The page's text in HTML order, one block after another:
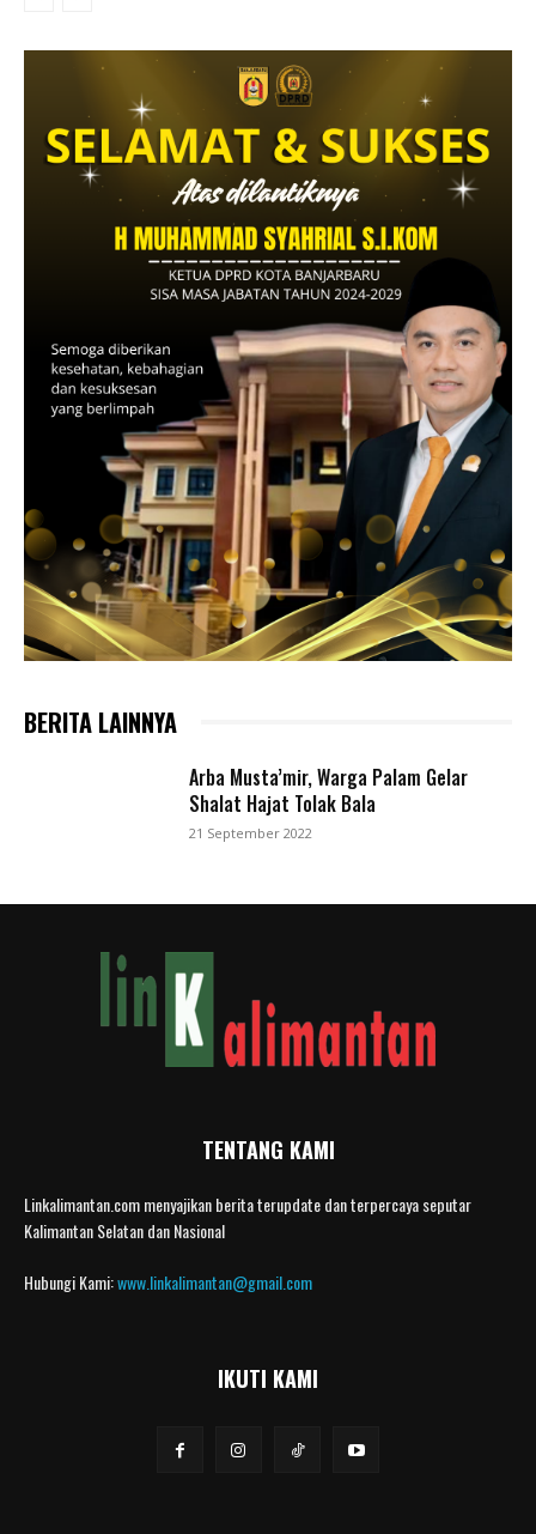
BERITA LAINNYA
Arba Musta’mir, Warga Palam Gelar
Shalat Hajat Tolak Bala
21 September 2022
TENTANG KAMI
Linkalimantan.com menyajikan berita terupdate dan terpercaya seputar
Kalimantan Selatan dan Nasional
Hubungi Kami:www.linkalimantan@gmail.com
IKUTI KAMI